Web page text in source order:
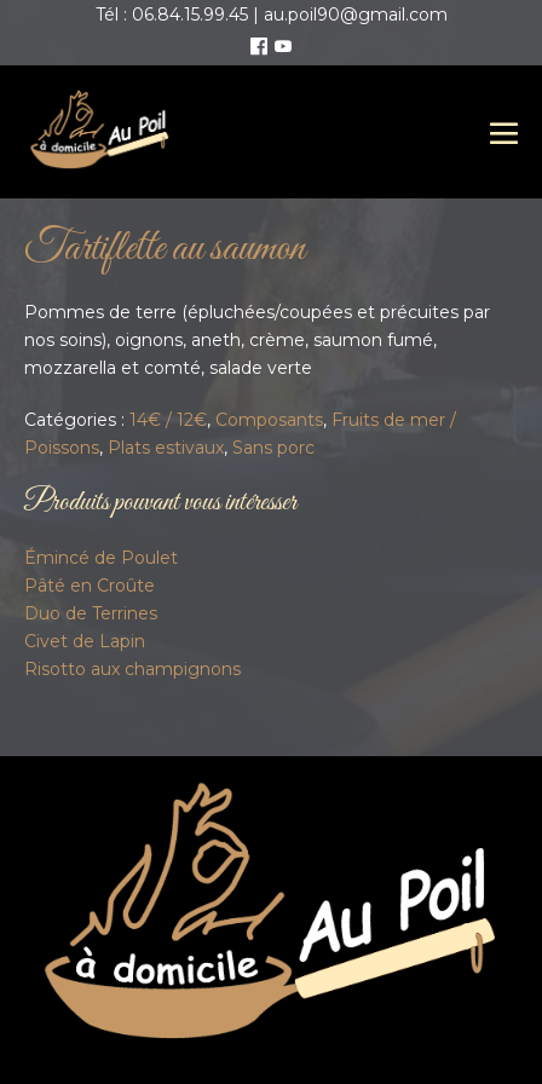
Tél : 06.84.15.99.45 | au.poil90@gmail.com
Tartiflette au saumon
Pommes de terre (épluchées/coupées et précuites par
nos soins), oignons, aneth, crème, saumon fumé,
mozzarella et comté, salade verte
Catégories : 14€ / 12€, Composants, Fruits de mer /
Poissons, Plats estivaux, Sans porc
Produits pouvant vous intéresser
Émincé de Poulet
Pâté en Croûte
Duo de Terrines
Civet de Lapin
Risotto aux champignons